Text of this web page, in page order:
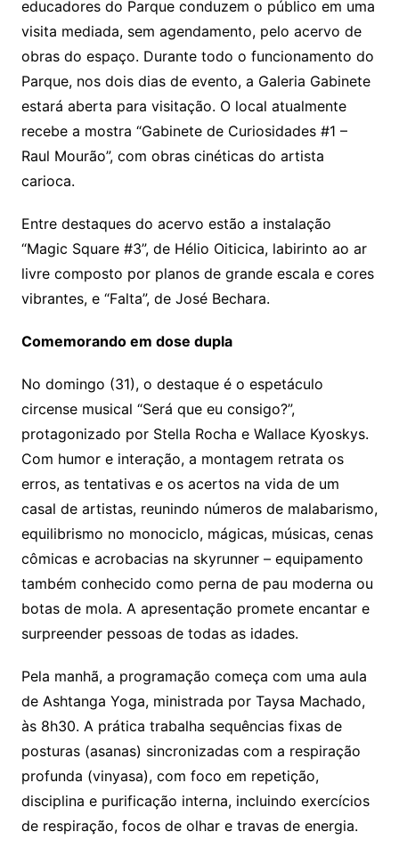
educadores do Parque conduzem o público em uma
visita mediada, sem agendamento, pelo acervo de
obras do espaço. Durante todo o funcionamento do
Parque, nos dois dias de evento, a Galeria Gabinete
estará aberta para visitação. O local atualmente
recebe a mostra “Gabinete de Curiosidades #1 –
Raul Mourão”, com obras cinéticas do artista
carioca.
Entre destaques do acervo estão a instalação
“Magic Square #3”, de Hélio Oiticica, labirinto ao ar
livre composto por planos de grande escala e cores
vibrantes, e “Falta”, de José Bechara.
Comemorando em dose dupla
No domingo (31), o destaque é o espetáculo
circense musical “Será que eu consigo?”,
protagonizado por Stella Rocha e Wallace Kyoskys.
Com humor e interação, a montagem retrata os
erros, as tentativas e os acertos na vida de um
casal de artistas, reunindo números de malabarismo,
equilibrismo no monociclo, mágicas, músicas, cenas
cômicas e acrobacias na skyrunner – equipamento
também conhecido como perna de pau moderna ou
botas de mola. A apresentação promete encantar e
surpreender pessoas de todas as idades.
Pela manhã, a programação começa com uma aula
de Ashtanga Yoga, ministrada por Taysa Machado,
às 8h30. A prática trabalha sequências fixas de
posturas (asanas) sincronizadas com a respiração
profunda (vinyasa), com foco em repetição,
disciplina e purificação interna, incluindo exercícios
de respiração, focos de olhar e travas de energia.